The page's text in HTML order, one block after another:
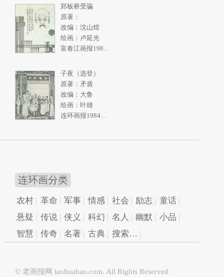
郑板桥受骗
原著：
改编：沈山煌
绘画：卢延光
富春江画报1986年3期
子夜（选登）
原著：矛盾
改编：大鲁
绘画：叶雄
连环画分类
农村 革命 军事 情感 社会 励志
童话
悬疑
传说 侠义 科幻 名人 幽默
小品
智慧
传奇 名著 古典 搜索…
© 老画报网 laohuabao.com. All Rights Reserved